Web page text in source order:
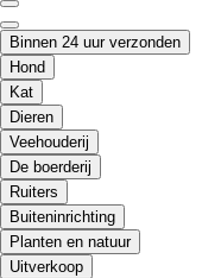
Binnen 24 uur verzonden
Hond
Kat
Dieren
Veehouderij
De boerderij
Ruiters
Buiteninrichting
Planten en natuur
Uitverkoop